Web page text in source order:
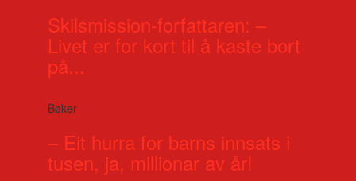
Skilsmission-forfattaren: –
Livet er for kort til å kaste bort
på...
Bøker
– Eit hurra for barns innsats i
tusen, ja, millionar av år!